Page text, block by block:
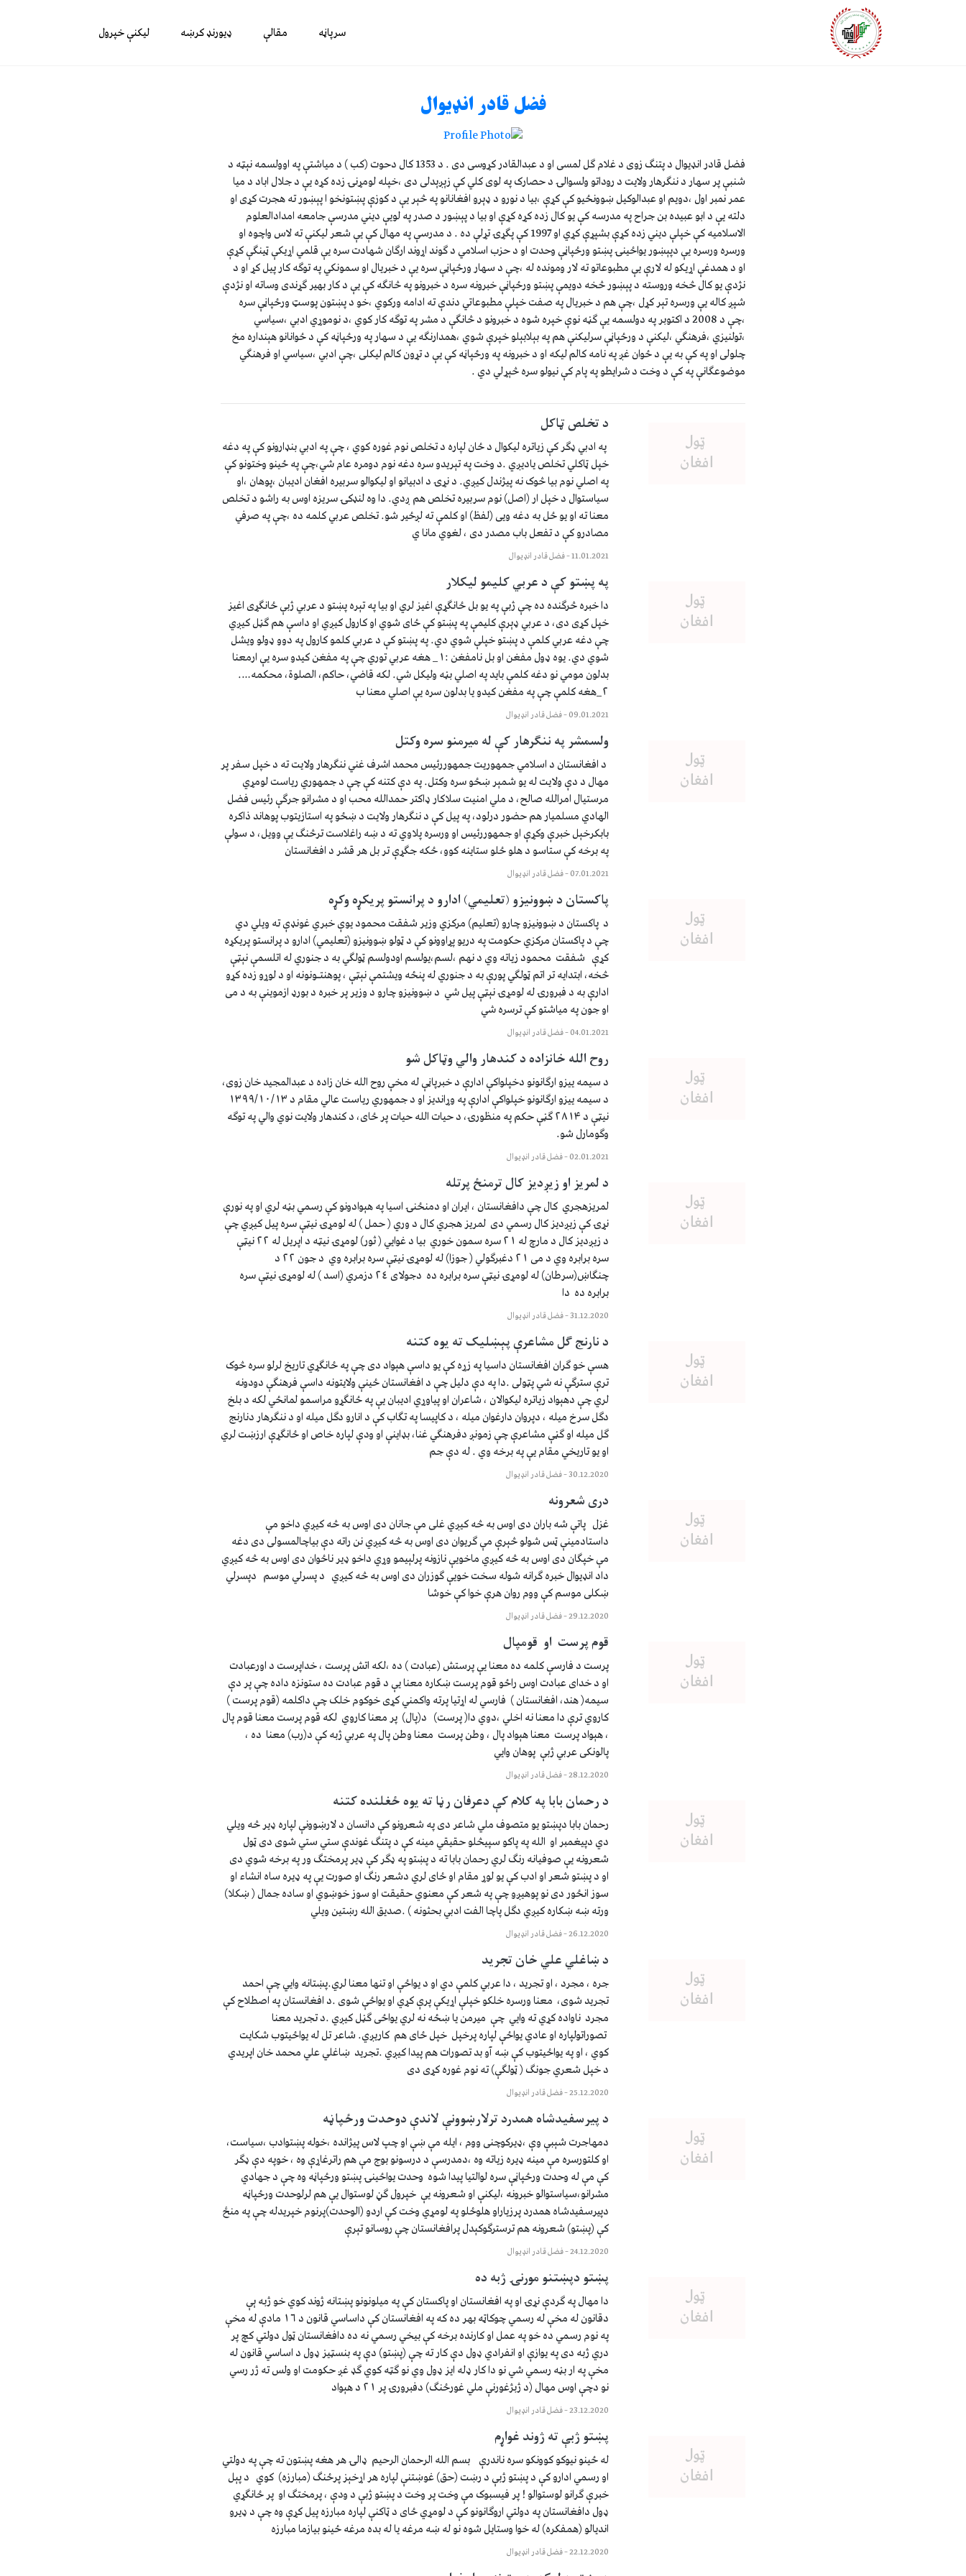
سرپاڼه مقالې ډیورنډ کرښه لیکنې خپرول
فضل قادر انډيوال
فضل قادر انډيوال د پتنگ زوى د غلام گل لمسى او د عبدالقادر کړوسى دى . د 1353 کال دحوت (کب ) د مياشتې په اوولسمه نېټه د
شنبې پر سهار د ننگرهار ولايت د روداتو ولسوالۍ د حصارک په لوى کلي کې زېږېدلى دى ،خپله لومړنۍ زده کړه يې د جلال اباد د ميا
عمر نمبر اول ،دويم او عبدالوکيل ښوونځيو کې کړې ،بيا د نورو د ډېرو افغانانو په څېر يې د کوزې پښتونخو ا پېښور ته هجرت کړى او
دلته يې د ابو عبيده بن جراح په مدرسه کې يو کال زده کړه کړې او بيا د پېښور د صدر په لويې ديني مدرسې جامعه امدادالعلوم
الاسلاميه کې خپلې ديني زده کړې بشپړې کړي او 1997 کې پگړۍ تړلې ده . د مدرسې په مهال کې يې شعر ليکنې ته لاس واچوه او
ورسره ورسره يې دپېښور يواځينۍ پښتو ورځپاڼې وحدت او د حزب اسلامي د گوند اړوند ارگان شهادت سره يې قلمي اړيکې ټينگې کړې
او د همدغې اړيکو له لارې يې مطبوعاتو ته لار ومونده له ،چې د سهار ورځپاڼې سره يې د خبريال او سمونکي په توگه کار پيل کړ او د
نژدې يو کال څخه وروسته د پېښور څخه دويمې پښتو ورځپاڼې خبرونه سره د خبرونو په څانگه کې يې د کار بهير گړندى وساته او نژدې
شپږ کاله يې ورسره تېر کړل ،چې هم د خبريال په صفت خپلې مطبوعاتي دندې ته ادامه ورکوي ،خو د پښتون پوسټ ورځپاڼې سره
،چې د 2008 د اکتوبر په دولسمه يې گڼه نوې خپره شوه د خبرونو د څانگې د مشر په توگه کار کوي ،د نوموړي ادبي ،سياسي
،تولنيزي ،فرهنگي ،ليکنې د ورځپاڼې سرليکنې هم په بېلابېلو خپرې شوي ،همدارنگه يې د سهار په ورځپاڼه کې د ځوانانو هېنداره مخ
چلولى او په کې به يې د ځوان غږ په نامه کالم ليکه او د خبرونه په ورځپاڼه کې يې د تړون کالم ليکلى ،چې ادبي ،سياسي او فرهنگي
موضوعگانې په کې د وخت د شرايطو په پام کې نيولو سره څېړلي دي .
د تخلص ټاکل
په ادبي ډگر کې زياتره ليکوال د ځان لپاره د تخلص نوم غوره کوي ، چې په ادبي بنډارونو کې په دغه
خپل ټاکلي تخلص ياديږي .د وخت په تېريدو سره دغه نوم دومره عام شي،چې په ځينو وختونو کې
په اصلي نوم بيا څوک نه پيژندل کيږي. د نړۍ د ادبيانو او ليکوالو سربيره افغان اديبان ،پوهان ،او
سياستوال د خپل ار (اصل) نوم سربيره تخلص هم ږدي. دا وه لنډکۍ سريزه اوس به راشو د تخلص
معنا ته او يو ځل به دغه ويى (لفظ) او کلمې ته لږځير شو. تخلص عربي کلمه ده ،چې په صرفي
مصادرو کې د تفعل باب مصدر دى ، لغوي مانا ي
11.01.2021
–فضل قادر انډيوال
په پښتو کې د عربي کليمو ليکلار
دا خبره څرگنده ده چې ژبې په يو بل ځانگړې اغيز لري او بيا په تېره ‏پښتو د عربي ژبې ځانگړى اغيز
خپل کړى دى، د عربي ډېرې کليمې ‏په پښتو کې ځاى شوي او کارول کيږي او داسې هم گڼل کيږي
چې ‏دغه عربي کلمې د پښتو خپلې شوي دي. په پښتو کې د عربي کلمو ‏کارول په دوو ډولو ويشل
شوي دي. يوه ډول مفغن او بل نامفغن :١_ ‏هغه عربي توري چې په مفغن کيدو سره يې ارمعنا
بدلون مومي نو ‏دغه کلمې بايد په اصلي بڼه وليکل شي. لکه قاضي، حاکم، الصلوة، ‏محکمه….
٢_هغه کلمې چې په مفغن کيدو يا بدلون سره يې اصلي ‏معنا ب
09.01.2021
–فضل قادر انډيوال
ولسمشر په ننګرهار کې له ميرمنو سره وکتل
د افغانستان د اسلامي جمهوریت جمهوررئیس محمد اشرف غني ننګرهار ولایت ته د خپل سفر پر
مهال د دې ولایت له یو شمېر ښځو سره وکتل. په دې کتنه کې چې د جمهوري ریاست لومړي
مرستیال امرالله صالح، د ملي امنیت سلاکار ډاکتر حمدالله محب او د مشرانو جرګې رئیس فضل
الهادي مسلمیار هم حضور درلود، په پیل کې د ننګرهار ولایت د ښځو په استازیتوب پوهاند ذاکره
بابکرخېل خبرې وکړې او جمهوررئیس او ورسره پلاوي ته د ښه راغلاست ترڅنګ یې وویل، د سولې
په برخه کې ستاسو د هلو ځلو ستاینه کوو، ځکه جګړې تر بل هر قشر د افغانستان
07.01.2021
–فضل قادر انډيوال
پاکستان د ښوونيزو (تعليمي) ادارو د پرانستو پريکړه وکړه
د پاکستان د ښوونيزو چارو (تعليم) مرکزي وزير شفقت محمود يوې خبري غونډې ته ويلي دي
چې د پاکستان مرکزي حکومت په دريو پړاوونو کې د ټولو ښوونيزو (تعليمي) ادارو د پرانستو پريکړه
کړې شفقت محمود زياته وي د نهم ،لسم،يولسم اودولسم ټولګي به د جنوري له اتلسمې نېټې
څخه، ابتدايه تر اتم ټولګي پورې به د جنوري له پنځه ويشتمې نېټې ، پوهنتـونونه او د لوړو زده کړو
ادارې به د فبرورۍ له لومړۍ نېټې پيل شي د ښوونيزو چارو د وزير پر خبره د بورډ ازموينې به د مى
او جون په مياشتو کې ترسره شي
04.01.2021
–فضل قادر انډيوال
روح الله خانزاده د کندهار والي وټاکل شو
د سيمه ييزو ارګانونو دخپلواکې ادارې د خبرپاڼې له مخې روح الله خان زاده د عبدالمجید خان زوی،
د ‏سیمه ییزو ارګانونو خپلواکې ادارې په وړاندیز او د جمهوري ریاست عالي مقام د ۱۳۹۹/۱۰/۱۳
نيټې د ۲۸۱۴ ګڼې حکم په منظورۍ، د حيات الله حيات پر ځای، د کندهار ولايت نوي والي په توګه
وګومارل شو.
02.01.2021
–فضل قادر انډيوال
د لمريز او زيږديز کال ترمنځ پرتله ‏
لمريزهجري کال چې دافغانستان ، ايران او دمنځنۍ اسيا په هېوادونو کې ‏رسمي بڼه لري او په نورې
نړۍ کې زيږديز کال رسمي دى ‏ لمريز هجري کال د وري ( حمل ) له لومړۍ نيټې سره پيل کيږي چې
د زيږديز ‏کال د مارچ له ٢١ سره سمون خوري ‏ بيا د غوايي ( ثور) لومړۍ نيټه د اپريل له ٢٢ نيټې
سره برابره وي د مى ٢١ دغبرگولي ( جوزا) له لومړۍ نيټې سره برابره وي ‏ د جون ٢٢ د
چنگاښ(سرطان) له لومړۍ نيټې سره برابره ده ‏ دجولاى ٢٤ دزمري (اسد ) له لومړۍ نيټې سره
برابره ده ‏ دا
31.12.2020
–فضل قادر انډيوال
د نارنج گل مشاعرې پېښليک ته يوه کتنه
هسې خو گران افغانستان داسيا په زړه کې يو داسې هېواد دى چې په ځانگړي تاريخ لرلو سره څوک
ترې سترگې نه شي پټولى .دا په دې دليل چې د افغانستان ځينې ولايتونه داسې فرهنگې دودونه
لري چې دهېواد زياتره ليکوالان ، شاعران او پياوړي اديبان يې په ځانگړو مراسمو لمانځي لکه د بلخ
دگل سرخ ميله ، دپروان دارغوان ميله ، د کاپيسا په تگاب کې د انارو دگل ميله او د ننگرهار دنارنج
گل ميله او گڼې مشاعرې چې زمونږ دفرهنگي غنا، بډاينې او ودې لپاره خاص او ځانگړې ارزښت لري
او يو تاريخي مقام يې په برخه وي . له دې جم
30.12.2020
–فضل قادر انډيوال
درى شعرونه
غزل پاتې شه باران دى اوس به څه کيږي غلى مې جانان دى اوس به څه کيږي داخو مې
داستادمينې ټس شولو څېرې مې گريوان دى اوس به څه کيږي نن راته دې بياچالمسولى دى دغه
مې خپگان دى اوس به څه کيږي ماخويې نازونه پرلېيمو وړي داخو ډير ناځوان دى اوس به څه کيږي
داد انډيوال خبره گرانه شوله سخت خويې گوزران دى اوس به څه کيږي د پسرلي موسم دپسرلي
ښکلى موسم کې ووم روان هرې خوا کې خوشا
29.12.2020
–فضل قادر انډيوال
قوم پرست او قومپال
پرست د فارسې کلمه ده معنا يې پرستش (عبادت ) ده ،لکه اتش پرست ، ‏خداپرست ‏د اورعبادت
او د خداى عبادت ‏اوس راځو قوم پرست ښکاره معنا يې د قوم عبادت ده ‏ستونزه داده چې پر دې
سيمه( هند، افغانستان ) فارسي له اړتيا پرته ‏واکمني کړى ‏خوکوم خلک چې داکلمه (قوم پرست )
کاروي ترې دا معنا نه اخلي ،دوي دا( پرست) د(پال) پر معنا کاروي لکه قوم پرست معنا قوم پال
، هېواد ‏پرست معنا هېواد پال ، وطن پرست معنا وطن پال ‏په عربي ژبه کې د(رب) معنا ده ،
پالونکى ‏عربي ژبې پوهان وايي
28.12.2020
–فضل قادر انډيوال
د رحمان بابا په کلام کې دعرفان رڼا ته يوه ځغلنده کتنه
رحمان بابا دپښتو يو متصوف ملي شاعر دى په شعرونو کې دانسان د لارښوونې لپاره ډير څه ويلي
دي دپيغمبر او الله په پاکو سپيڅلو حقيقي مينه کې د پتنگ غوندې ستي ستي شوى دى ټول
شعرونه يې صوفيانه رنگ لري رحمان بابا ته د پښتو په ډگر کې ډير پرمختگ ور په برخه شوي دى
او د پښتو شعر او ادب کې يو لوړ مقام او ځاى لري دشعر رنگ او صورت يې په ډيره ساه انشاء او
سوز انځور دى نو پوهيږو چې په شعر کې معنوي حقيقت او سوز خوښوي او ساده جمال ( ښکلا)
ورته ښه ښکاره کيږي دگل پاچا الفت ادبي بحثونه ) .صديق الله رښتين ويلي
26.12.2020
–فضل قادر انډيوال
د ښاغلي علي خان تجريد ‏
جره ، مجرد ، او تجريد ، دا عربي کلمې دي او د يواځې او تنها معنا لري.پښتانه وايي چې احمد
تجريد شوى، معنا ورسره خلکو خپلې اړيکې پرې کړي او يواځې شوى ‏.د افغانستان په اصطلاح کې
مجرد ناواده کړي ته وايي چې ميرمن يا ښځه نه لري يواځى گڼل ‏کيږي ‏.د تجريد معنا
تصوراتولپاره او عادي يواځې لپاره پرخپل خپل ځاى هم کاريږي.‏ شاعر تل له يواځيتوب شکايت
کوي ، او په يواځيتوب کې ښه آو بد تصورات هم پيدا کيږي ‏.تجريد ښاغلي علي محمد خان اپريدي
د خپل شعري جونگ ( ټولگې) ته نوم غوره کړى دى
25.12.2020
–فضل قادر انډيوال
د پيرسفيدشاه همدرد ترلارښوونې لاندې دوحدت ورځپاڼه
دمهاجرت شېبې وې ،ډيرکوچنى ووم ، ايله مې ښې او چپ لاس پيژانده ،خوله پښتوادب ،سياست،
او کلتورسره مې مينه ډيره زياته وه ،دمدرسې د ‏درسونو بوج مې هم ‏راترغاړې وه ، خوپه دې ډگر
کې مې له وحدت ورځپاڼې ‏سره لوالتيا پيدا شوه وحدت يواځينۍ ‏پښتو ورځپاڼه وه چې د جهادي
‏مشرانو،سياستوالو خبرونه ،ليکنې او شعرونه يې خپرول گڼ ‏لوستوال يې ‏هم لرلوحدت ورځپاڼه
دپيرسفيدشاه همدرد پرزياراو هلوځلو په لومړي وخت کې ‏اردو (الوحدت)پرنوم ‏خپريدله چې په منځ
کې (پښتو) شعرونه هم ‏ترسترگوکېدل پرافغانستان چې روسانو تېرې
24.12.2020
–فضل قادر انډيوال
پښتو دپښتنو مورنۍ ژبه ده
دا مهال په گردې نړۍ او په افغانستان او پاکستان کې په ميلونونو پښتانه ژوند کوي خو ژبه ېې
دقانون له مخې له رسمي چوکاټه بهر ده که په افغانستان کې داساسي قانون د ١٦ مادې له مخې
په نوم رسمي ده خو په عمل او کارنده برخه کې بيخي رسمي نه ده دافغانستان ټول دولتي کچ پر
دري ژبه دى په يوازې او انفرادي ډول دې کار ته چې (پښتو) دې په بنسټيز ډول د اساسي قانون له
مخې په ار بڼه رسمي شي نو دا کار ډله ايز ډول وي نو گټه کوي گډ غږ حکومت او ولس ته ژر رسي
نو دچې اوس مهال (د ژبژغورنې ملي غورځنگ) دفبرورۍ پر ٢١ د هېواد
23.12.2020
–فضل قادر انډيوال
پښتو ژبې ته ژوند غواړم
له ځينو نيوکو کوونکو سره ناندرې بسم الله الرحمان الرحيم ډالۍ هر هغه پښتون ته چې په دولتي
او رسمي ادارو کې د پښتو ژبې د رښت (حق) غوښتنې لپاره هر اړخېز پرځنگ (مبارزه) کوي د پېل
خبرې گرانو لوستوالو ! پر فيسبوک مې وخت پر وخت د پښتو ژبې د ودې ، پرمختگ او پر ځانگړي
ډول دافغانستان په دولتي اروگانونو کې د لومړي ځاى د ټاکنې لپاره مبارزه پيل کړې وه چې د ډيرو
انديالو (همفکره) له خوا وستايل شوه نو له ښه مرغه يا له بده مرغه ځينو بيازما مبارزه
22.12.2020
–فضل قادر انډيوال